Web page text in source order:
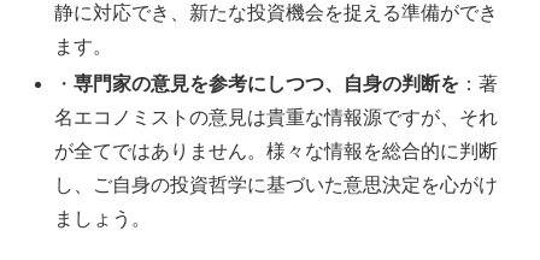
静に対応でき、新たな投資機会を捉える準備ができ
ます。
・専門家の意見を参考にしつつ、自身の判断を ：著
名エコノミストの意見は貴重な情報源ですが、それ
が全てではありません。様々な情報を総合的に判断
し、ご自身の投資哲学に基づいた意思決定を心がけ
ましょう。